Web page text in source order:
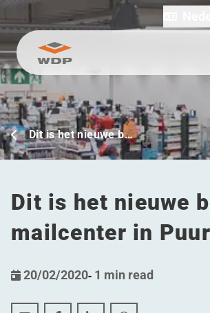
Ga naar inhoud
Dit is het nieuwe b…
Dit is het nieuwe
mailcenter in
20/02/2020- 1 min read